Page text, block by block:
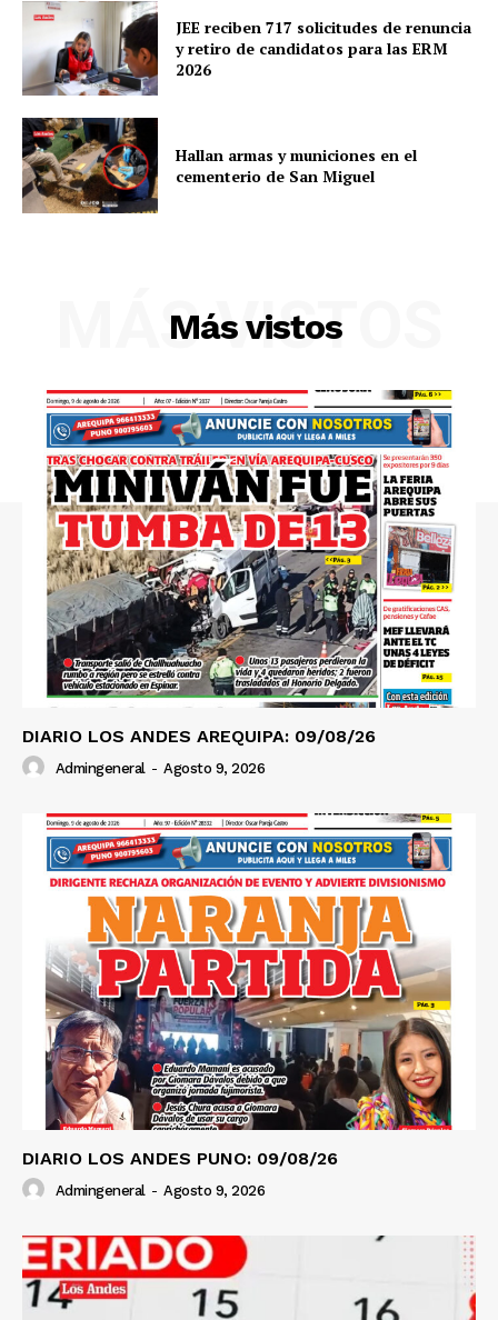
Diario los Andes
Nosotros
Contacto
Prensa
JEE reciben 717 solicitudes de renuncia
y retiro de candidatos para las ERM
2026
Hallan armas y municiones en el
cementerio de San Miguel
Más vistos
MÁS VISTOS
DIARIO LOS ANDES AREQUIPA: 09/08/26
Admingeneral - Agosto 9, 2026
DIARIO LOS ANDES PUNO: 09/08/26
Admingeneral - Agosto 9, 2026